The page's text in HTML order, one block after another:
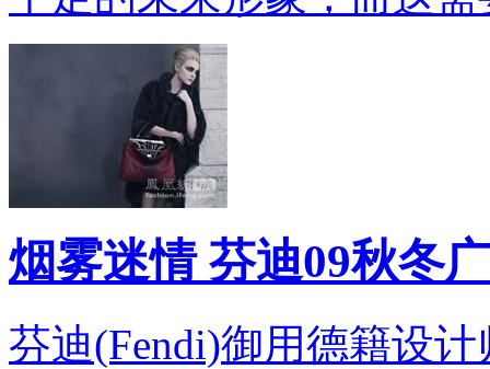
烟雾迷情 芬迪09秋冬
芬迪(Fendi)御用德籍设